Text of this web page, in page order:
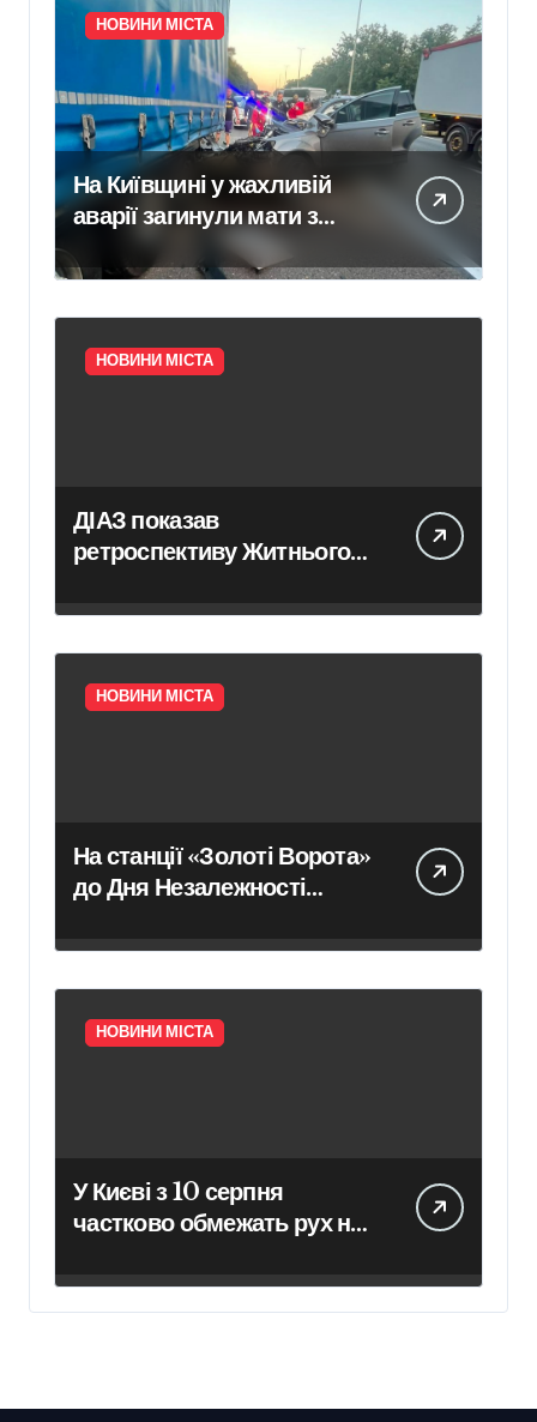
НОВИНИ МІСТА
На Київщині у жахливій
аварії загинули мати з
дитиною
НОВИНИ МІСТА
ДІАЗ показав
ретроспективу Житнього
проєкту «Стародавній
Київ»
НОВИНИ МІСТА
На станції «Золоті Ворота»
до Дня Незалежності
виставку – Новини Києва –
Головні події міста
сьогодні
НОВИНИ МІСТА
У Києві з 10 серпня
частково обмежать рух на